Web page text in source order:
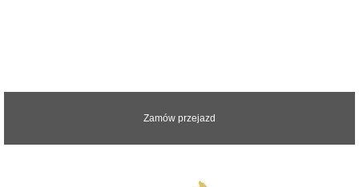
Zamów przejazd